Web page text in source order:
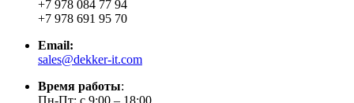
+7 978 084 77 94
+7 978 691 95 70
Email:
sales@dekker-it.com
Время работы:
Пн-Пт: с 9:00 – 18:00